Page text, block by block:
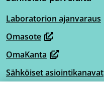
ikkunaan,
toiseen
palveluun)
Laboratorion ajanvaraus
(avautuu
uuteen
ikkunaan,
siirryt
toiseen
Omasote
(avautuu
uuteen
ikkunaan,
siirryt
OmaKanta
(avautuu
uuteen
Sähköiset asiointikanavat
(avautuu